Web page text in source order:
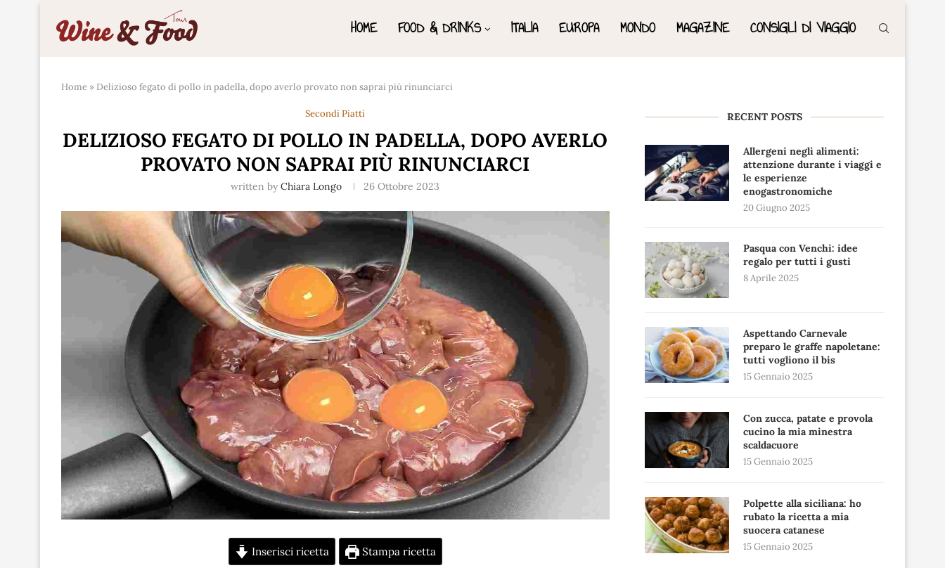
HOME FOOD & DRINKS ITALIA EUROPA MONDO MAGAZINE CONSIGLI DI VIAGGIO
Home » Delizioso fegato di pollo in padella, dopo averlo provato non saprai più rinunciarci
Secondi Piatti
DELIZIOSO FEGATO DI POLLO IN PADELLA, DOPO AVERLO
PROVATO NON SAPRAI PIÙ RINUNCIARCI
written byChiara Longo 26 Ottobre 2023
Inserisci ricetta Stampa ricetta
RECENT POSTS
Allergeni negli alimenti:
attenzione durante i viaggi e
le esperienze
enogastronomiche
20 Giugno 2025
Pasqua con Venchi: idee
regalo per tutti i gusti
8 Aprile 2025
Aspettando Carnevale
preparo le graffe napoletane:
tutti vogliono il bis
15 Gennaio 2025
Con zucca, patate e provola
cucino la mia minestra
scaldacuore
15 Gennaio 2025
Polpette alla siciliana: ho
rubato la ricetta a mia
suocera catanese
15 Gennaio 2025